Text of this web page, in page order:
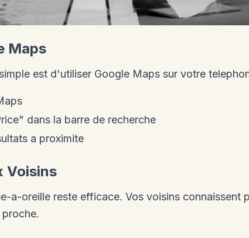
Maps
est d'utiliser Google Maps sur votre
dans la barre de recherche
a proximite
Voisins
a-oreille reste efficace. Vos voisins connaissent